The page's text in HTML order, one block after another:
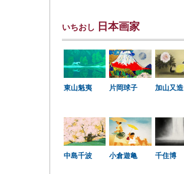
いちおし 日本画家
東山魁夷 片岡球子 加山又造
中島千波 小倉遊亀 千住博